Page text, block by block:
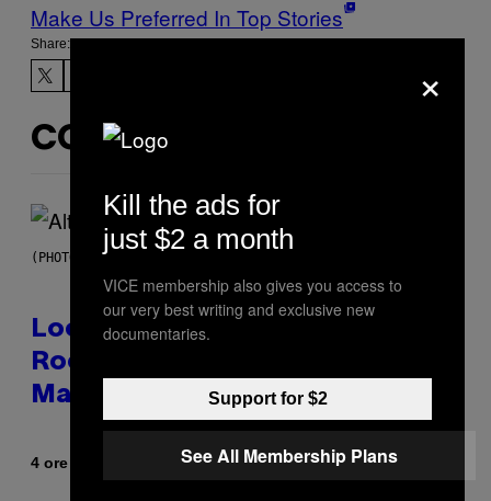
Make Us Preferred In Top Stories
Share:
CONTENUTI SIMILI
(PHOTO BY MICK HUTSON/REDFERNS)
Looking For the Perfect Alt-
Rock Mixtape for Your Boo? I
Made It for You Already
4 ore fa Lauren Boisvert
×
Kill the ads for
just $2 a month
VICE membership also gives you access to
our very best writing and exclusive new
documentaries.
Support for $2
See All Membership Plans